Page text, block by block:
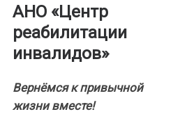
АНО «Центр
реабилитации
инвалидов»
Вернёмся к привычной
жизни вместе!